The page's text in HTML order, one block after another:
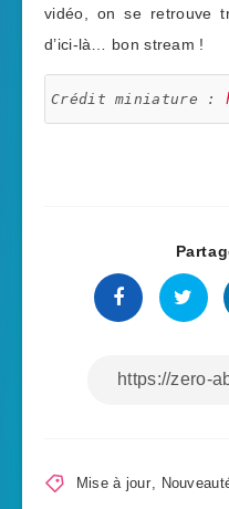
vidéo, on se retrouve
d’ici-là… bon stream !
Crédit miniature :
Mise à jour,